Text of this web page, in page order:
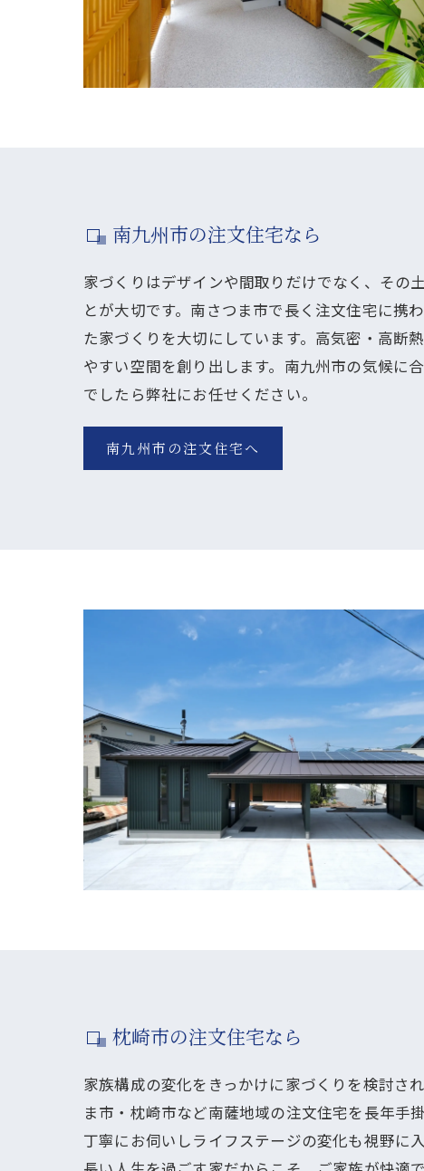
南九州市の注文住宅なら
家づくりはデザインや間取りだけでなく、その
とが大切です。南さつま市で長く注文住宅に携
た家づくりを大切にしています。高気密・高断
やすい空間を創り出します。南九州市の気候に
でしたら弊社にお任せください。
南九州市の注文住宅へ
枕崎市の注文住宅なら
家族構成の変化をきっかけに家づくりを検討さ
ま市・枕崎市など南薩地域の注文住宅を長年手
丁寧にお伺いしライフステージの変化も視野に